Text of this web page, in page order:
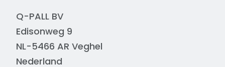
Q-PALL BV
Edisonweg 9
NL-5466 AR Veghel
Nederland